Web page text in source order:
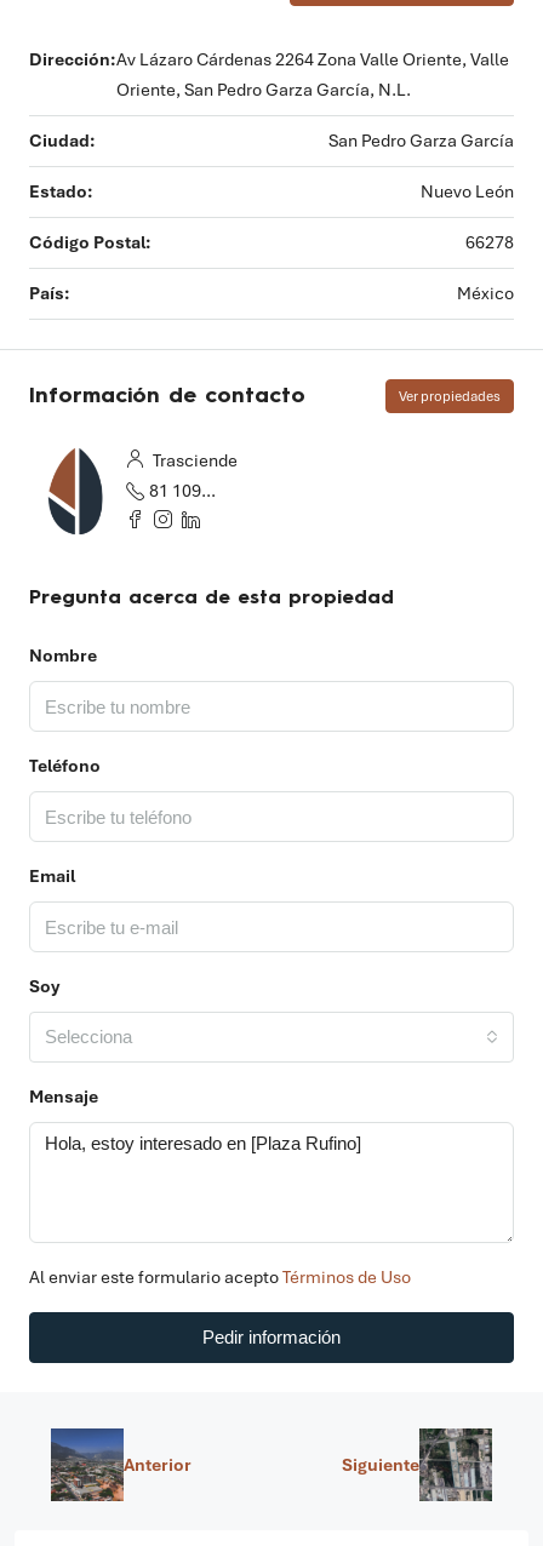
Dirección:Av Lázaro Cárdenas 2264 Zona Valle Oriente, Valle
Oriente, San Pedro Garza García, N.L.
Ciudad: San Pedro Garza García
Estado: Nuevo León
Código Postal: 66278
País: México
Información de contacto Ver propiedades
Trasciende
81 1097 2655
Pregunta acerca de esta propiedad
Nombre
Teléfono
Email
Soy
Selecciona
Mensaje
Al enviar este formulario aceptoTérminos de Uso
Pedir información
Anterior Siguiente